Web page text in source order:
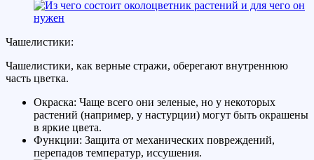
Чашелистики:
Чашелистики, как верные стражи, оберегают внутреннюю
часть цветка.
Окраска: Чаще всего они зеленые, но у некоторых
растений (например, у настурции) могут быть окрашены
в яркие цвета.
Функции: Защита от механических повреждений,
перепадов температур, иссушения.